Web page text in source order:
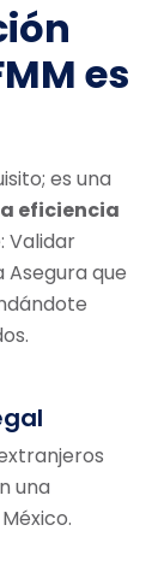
es
es una
eficiencia
Validar
que
una